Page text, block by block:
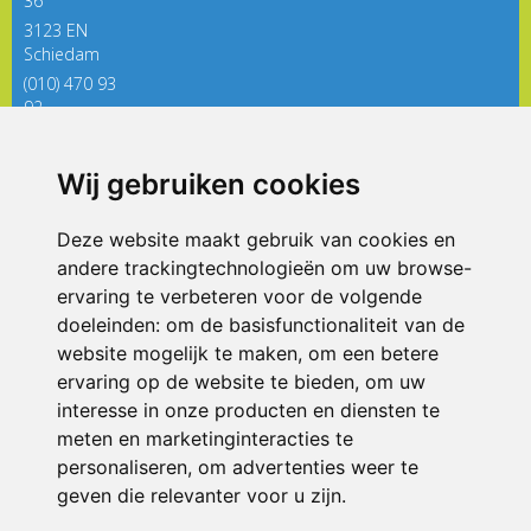
Wij gebruiken cookies
Deze website maakt gebruik van cookies en
andere trackingtechnologieën om uw browse-
ervaring te verbeteren voor de volgende
doeleinden: om de basisfunctionaliteit van de
website mogelijk te maken, om een betere
ervaring op de website te bieden, om uw
interesse in onze producten en diensten te
meten en marketinginteracties te
personaliseren, om advertenties weer te
geven die relevanter voor u zijn.
3123 EN
Schiedam
(010) 470 93
92
ONDERDEEL VAN
© 2026 De Regenboog | Alle rechten voorbehouden
Privacy policy|Disclaimer| Klachtenregeling|RSIN en Anbi
voorkeuren